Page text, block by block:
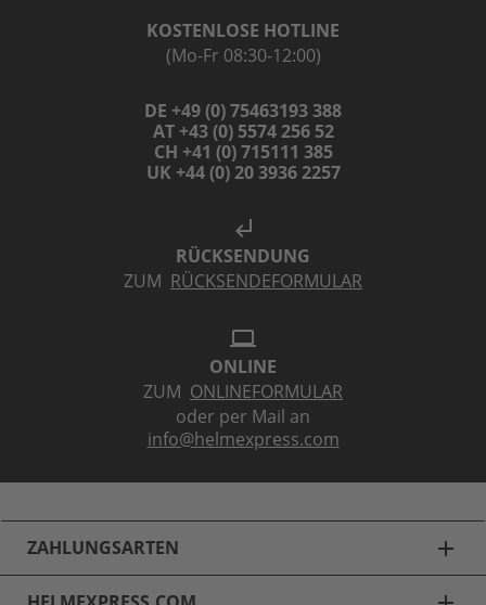
KOSTENLOSE HOTLINE
(Mo-Fr 08:30-12:00)
DE +49 (0) 75463193 388
AT +43 (0) 5574 256 52
CH +41 (0) 715111 385
UK +44 (0) 20 3936 2257
subdirectory_arrow_left
RÜCKSENDUNG
ZUM RÜCKSENDEFORMULAR
laptop
ONLINE
ZUM ONLINEFORMULAR
oder per Mail an
info@helmexpress.com
ZAHLUNGSARTEN add